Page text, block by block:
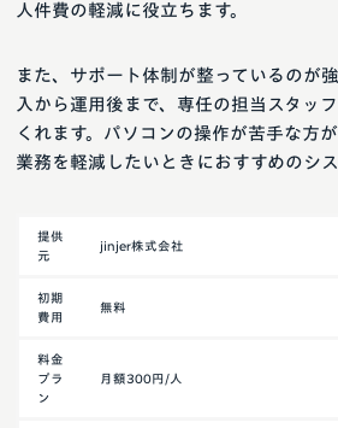
人件費の軽減に役立ちます。
また、サポート体制が整っているのが
入から運用後まで、専任の担当スタッ
くれます。パソコンの操作が苦手な方
業務を軽減したいときにおすすめのシス
提供
元
jinjer株式会社
初期
費用
無料
料金
プラ
ン
月額300円/人